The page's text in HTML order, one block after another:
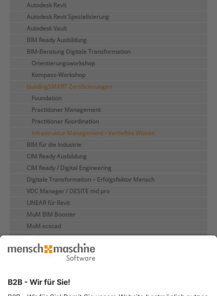
Autodesk Revit
Autodesk Revit Spezialisierung
Autodesk Vault
BIM Ready Ausbildung
BIM-Beratung Digitale Transformation
Orientierungsworkshop
Kompass-Workshop
buildingSMART Zertifizierungen
Foundation
Practitioner Management
Practitioner Koordination
Infrastruktur Management - Vertieftes Wissen
BIM für die Industrie
CIM Ready Ausbildung
CIM Ready / Digital Engineering
Digitale Transformation – Erfolgsfaktor Mensch
VDC Manager / DESITE md pro
LINEAR für Revit
MuM BIM Booster
MuM ecscad
MuM eXs
MuM MapEdit
3D LayoutPlanung
Individualseminare